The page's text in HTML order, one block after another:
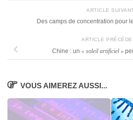
ARTICLE
Des camps de concentration pour
ARTICLE
Chine : un « soleil artificiel »
VOUS AIMEREZ AUSSI...